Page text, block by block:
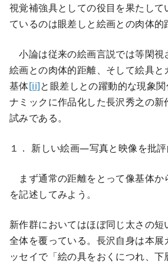
視覚補強具としての役目を果たして
ているのは眼差しと絵画との肉体的
小論は従来の絵画言説では等閑視
絵画との肉体的距離、そして絵具と
基体[ii]と眼差しとの躍動的な現象
ナミックに作品化した長沢秀之の新
試みである。
１． 新しい絵画―写真と映像を批
まず通常の距離をとって像基体か
を記述してみよう。
新作群においてはほぼ同じ太さの
全体を覆っている。長沢自身は本展
ッセイで「絵の具をおくにつれ、